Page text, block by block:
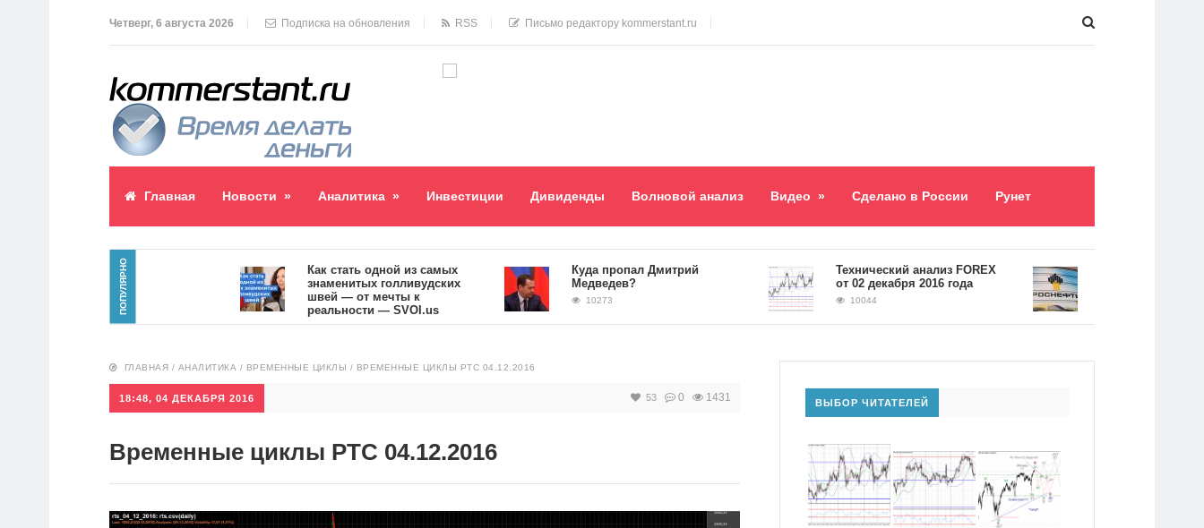
Четверг, 6 августа 2026 Подписка на обновления RSS Письмо редактору kommerstant.ru
Главная Новости » Аналитика » Инвестиции Дивиденды Волновой анализ Видео » Сделано в России Рунет
ПОПУЛЯРНО
Как стать одной из самых
знаменитых голливудских
швей — от мечты к
реальности — SVOI.us
10551
Куда пропал Дмитрий
Медведев?
10273
​Технический анализ FOREX
от 02 декабря 2016 года
10044
Долг «Роснефти»
5,2 триллиона рублей
9058
ГЛАВНАЯ / АНАЛИТИКА / ВРЕМЕННЫЕ ЦИКЛЫ / ВРЕМЕННЫЕ ЦИКЛЫ РТС 04.12.2016
18:48, 04 ДЕКАБРЯ 2016 53 0 1431
Временные циклы РТС 04.12.2016
ВЫБОР ЧИТАТЕЛЕЙ